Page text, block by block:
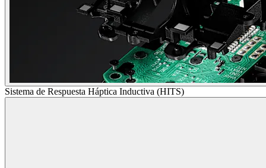
Sistema de Respuesta Háptica Inductiva (HITS)